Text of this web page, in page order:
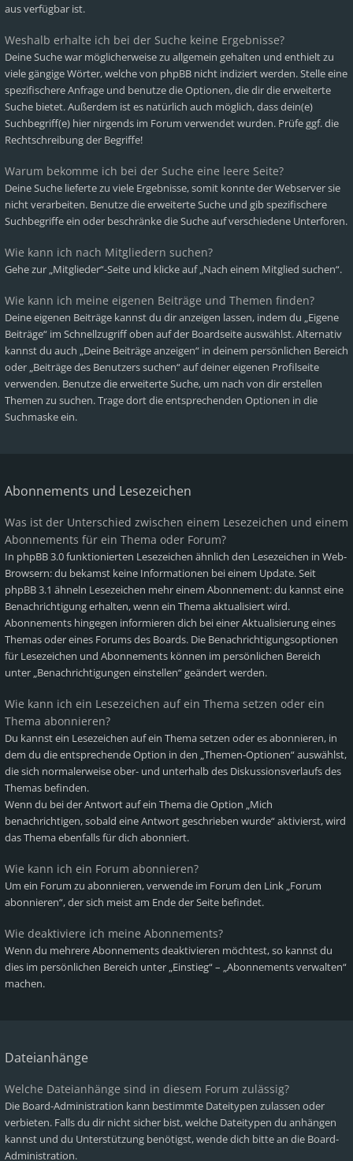
aus verfügbar ist.
Weshalb erhalte ich bei der Suche keine Ergebnisse?
Deine Suche war möglicherweise zu allgemein gehalten und enthielt zu
viele gängige Wörter, welche von phpBB nicht indiziert werden. Stelle eine
spezifischere Anfrage und benutze die Optionen, die dir die erweiterte
Suche bietet. Außerdem ist es natürlich auch möglich, dass dein(e)
Suchbegriff(e) hier nirgends im Forum verwendet wurden. Prüfe ggf. die
Rechtschreibung der Begriffe!
Warum bekomme ich bei der Suche eine leere Seite?
Deine Suche lieferte zu viele Ergebnisse, somit konnte der Webserver sie
nicht verarbeiten. Benutze die erweiterte Suche und gib spezifischere
Suchbegriffe ein oder beschränke die Suche auf verschiedene Unterforen.
Wie kann ich nach Mitgliedern suchen?
Gehe zur „Mitglieder“-Seite und klicke auf „Nach einem Mitglied suchen“.
Wie kann ich meine eigenen Beiträge und Themen finden?
Deine eigenen Beiträge kannst du dir anzeigen lassen, indem du „Eigene
Beiträge“ im Schnellzugriff oben auf der Boardseite auswählst. Alternativ
kannst du auch „Deine Beiträge anzeigen“ in deinem persönlichen Bereich
oder „Beiträge des Benutzers suchen“ auf deiner eigenen Profilseite
verwenden. Benutze die erweiterte Suche, um nach von dir erstellen
Themen zu suchen. Trage dort die entsprechenden Optionen in die
Suchmaske ein.
Abonnements und Lesezeichen
Was ist der Unterschied zwischen einem Lesezeichen und einem
Abonnements für ein Thema oder Forum?
In phpBB 3.0 funktionierten Lesezeichen ähnlich den Lesezeichen in Web-
Browsern: du bekamst keine Informationen bei einem Update. Seit
phpBB 3.1 ähneln Lesezeichen mehr einem Abonnement: du kannst eine
Benachrichtigung erhalten, wenn ein Thema aktualisiert wird.
Abonnements hingegen informieren dich bei einer Aktualisierung eines
Themas oder eines Forums des Boards. Die Benachrichtigungsoptionen
für Lesezeichen und Abonnements können im persönlichen Bereich
unter „Benachrichtigungen einstellen“ geändert werden.
Wie kann ich ein Lesezeichen auf ein Thema setzen oder ein
Thema abonnieren?
Du kannst ein Lesezeichen auf ein Thema setzen oder es abonnieren, in
dem du die entsprechende Option in den „Themen-Optionen“ auswählst,
die sich normalerweise ober- und unterhalb des Diskussionsverlaufs des
Themas befinden.
Wenn du bei der Antwort auf ein Thema die Option „Mich
benachrichtigen, sobald eine Antwort geschrieben wurde“ aktivierst, wird
das Thema ebenfalls für dich abonniert.
Wie kann ich ein Forum abonnieren?
Um ein Forum zu abonnieren, verwende im Forum den Link „Forum
abonnieren“, der sich meist am Ende der Seite befindet.
Wie deaktiviere ich meine Abonnements?
Wenn du mehrere Abonnements deaktivieren möchtest, so kannst du
dies im persönlichen Bereich unter „Einstieg“ – „Abonnements verwalten“
machen.
Dateianhänge
Welche Dateianhänge sind in diesem Forum zulässig?
Die Board-Administration kann bestimmte Dateitypen zulassen oder
verbieten. Falls du dir nicht sicher bist, welche Dateitypen du anhängen
kannst und du Unterstützung benötigst, wende dich bitte an die Board-
Administration.